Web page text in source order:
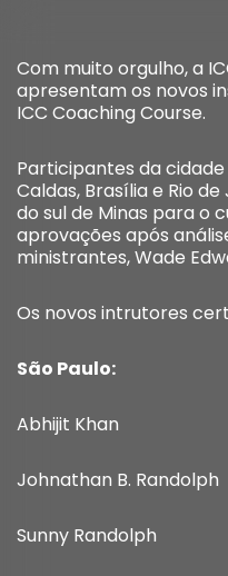
Com muito orgulho, a
apresentam os novos
ICC Coaching Course.
Participantes da cidade
Caldas, Brasília e Rio
do sul de Minas para o
aprovações após
ministrantes, Wade
Os novos intrutores
São Paulo:
Abhijit Khan
Johnathan B. Randolph
Sunny Randolph